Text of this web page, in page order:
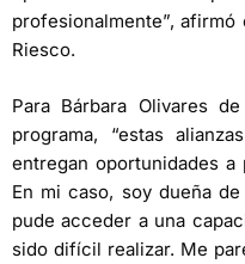
profesionalmente”,
Riesco.
Para Bárbara Olivares
programa, “estas
entregan oportunidades
En mi caso, soy dueña
pude acceder a una
sido difícil realizar. Me